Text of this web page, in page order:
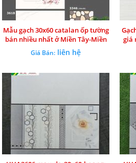
Mẫu gạch 30x60 catalan ốp tường
bán nhiều nhất ở Miền Tây-Miền
đông
Giá Bán: liên hệ
giá